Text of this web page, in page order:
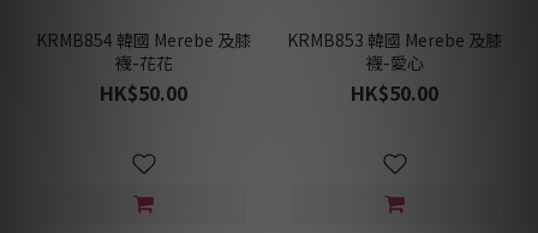
KRMB854 韓國 Merebe 及膝
襪-花花
HK$50.00
KRMB853 韓國 Merebe 及膝
襪-愛心
HK$50.00